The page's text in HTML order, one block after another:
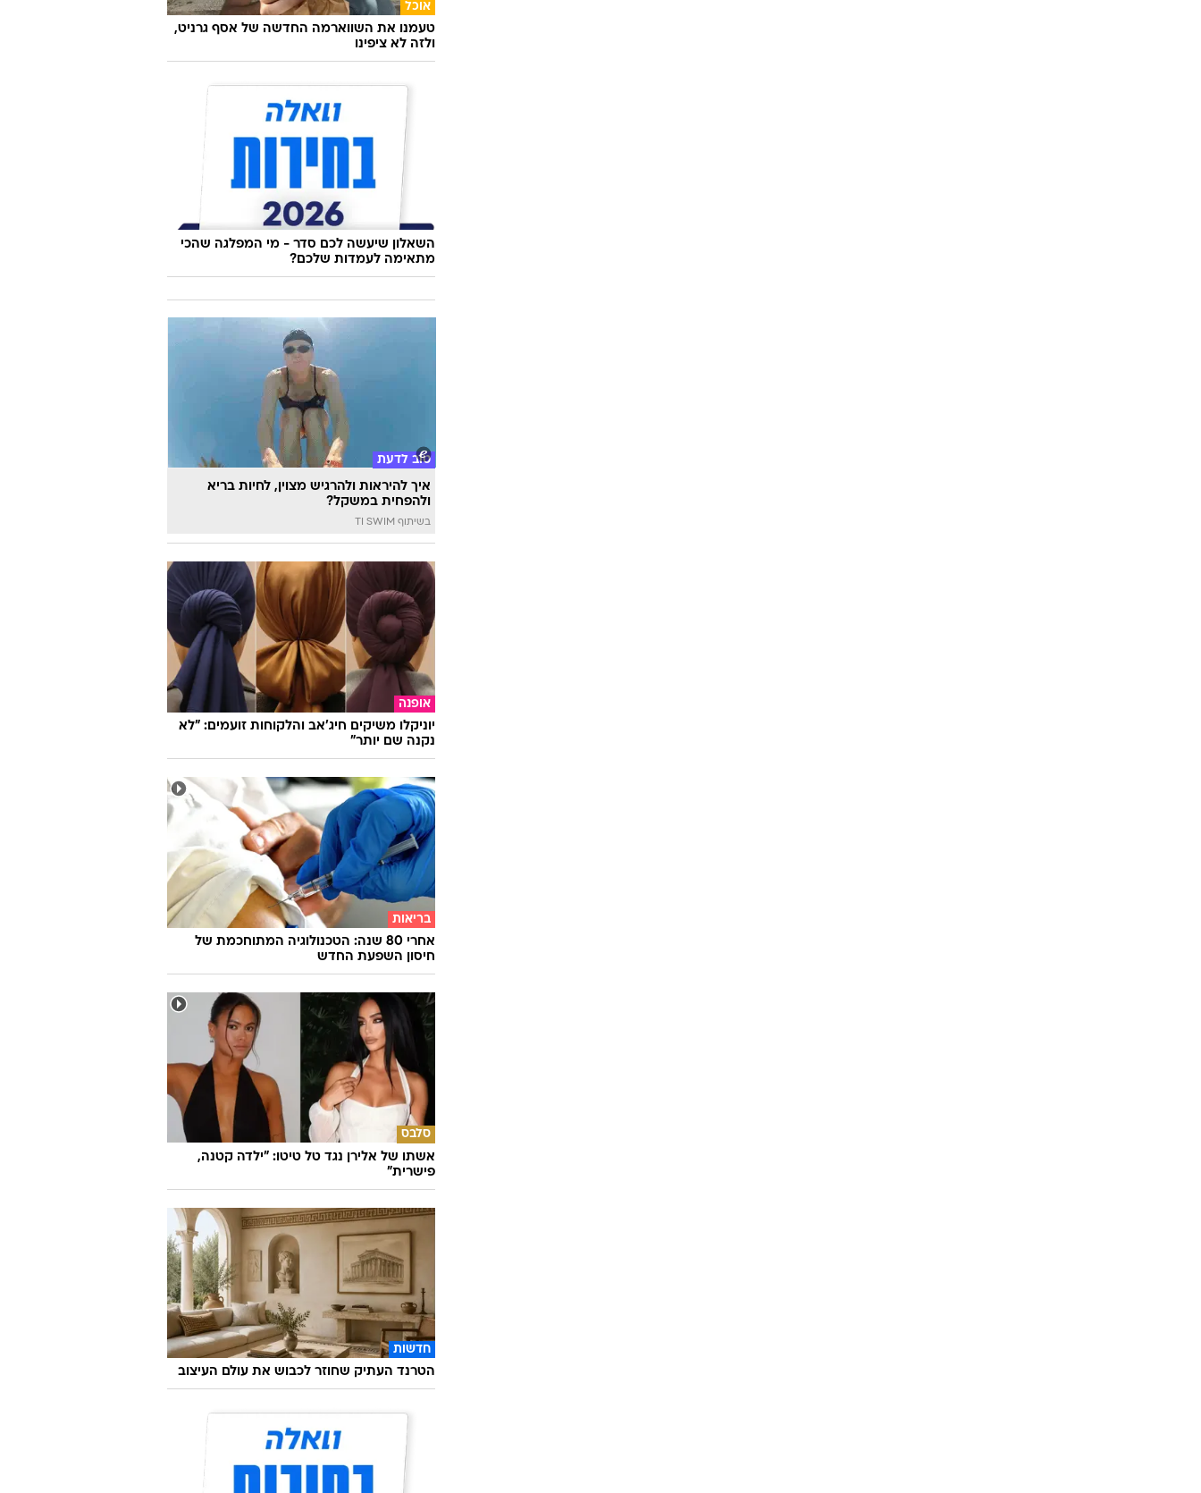
אוכל
טעמנו את השווארמה החדשה של אסף גרניט,
ולזה לא ציפינו
השאלון שיעשה לכם סדר - מי המפלגה שהכי
מתאימה לעמדות שלכם?
טוב לדעת
איך להיראות ולהרגיש מצוין, לחיות בריא
ולהפחית במשקל?
בשיתוף TI SWIM
אופנה
יוניקלו משיקים חיג'אב והלקוחות זועמים: "לא
נקנה שם יותר"
בריאות
אחרי 80 שנה: הטכנולוגיה המתוחכמת של
חיסון השפעת החדש
סלבס
אשתו של אלירן נגד טל טיטו: "ילדה קטנה,
פישרית"
חדשות
הטרנד העתיק שחוזר לכבוש את עולם העיצוב